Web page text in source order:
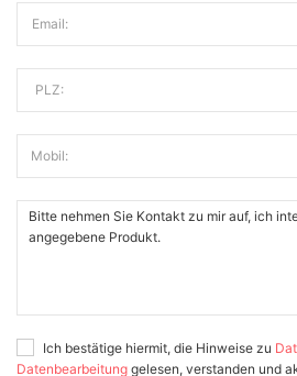
Email:
PLZ:
Mobil:
Ich bestätige hiermit, die Hinweise zu
Datenbearbeitung gelesen, verstanden und